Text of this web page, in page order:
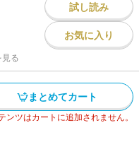
試し読み
お気に入り
る
まとめてカート
ツはカートに追加されません。